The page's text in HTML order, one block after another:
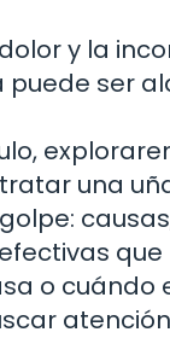
y la
puede ser
una
o cuándo